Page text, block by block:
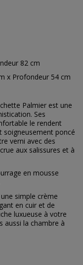
82 cm
x Profondeur 54 cm
Palmier est une
Ses
le rendent
soigneusement poncé
verni avec des
aux salissures et à
en mousse
simple crème
en cuir et de
luxueuse à votre
aussi la chambre à